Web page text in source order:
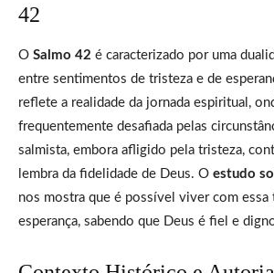
42
O Salmo 42 é caracterizado por uma
entre sentimentos de tristeza e de
reflete a realidade da jornada espiritual,
frequentemente desafiada pelas
salmista, embora afligido pela tristeza,
lembra da fidelidade de Deus. O estudo
nos mostra que é possível viver com essa
esperança, sabendo que Deus é fiel e